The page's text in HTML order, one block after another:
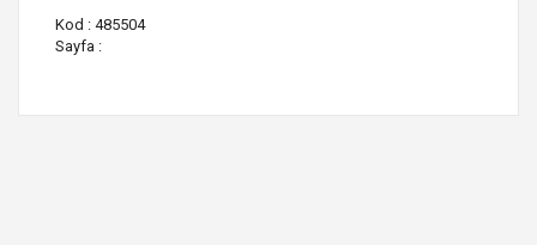
Kod : 485504
Sayfa :